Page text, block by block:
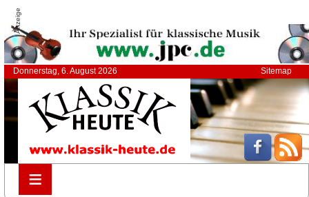
Anzeige
Donnerstag, 6. August 2026 Sitemap
≡
≡